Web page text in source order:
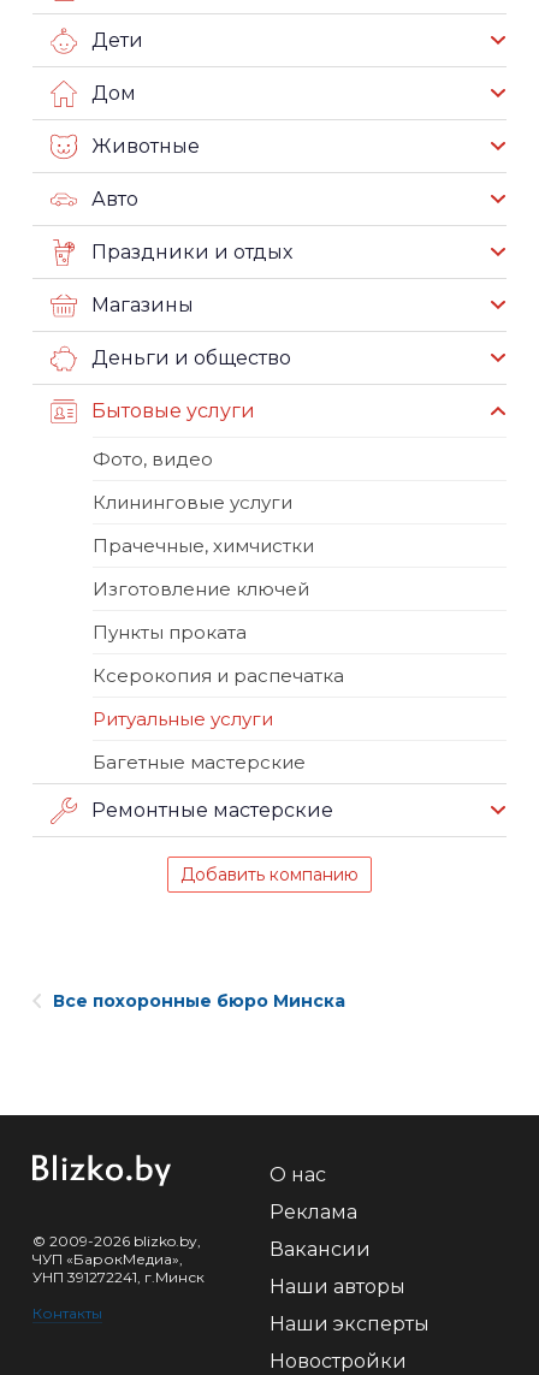
Дети
Дом
Животные
Авто
Праздники и отдых
Магазины
Деньги и общество
Бытовые услуги
Фото, видео
Клининговые услуги
Прачечные, химчистки
Изготовление ключей
Пункты проката
Ксерокопия и распечатка
Ритуальные услуги
Багетные мастерские
Ремонтные мастерские
Добавить компанию
Все похоронные бюро Минска
© 2009-2026 blizko.by,
ЧУП «БарокМедиа»,
УНП 391272241, г.Минск
Контакты
О нас
Реклама
Вакансии
Наши авторы
Наши эксперты
Новостройки